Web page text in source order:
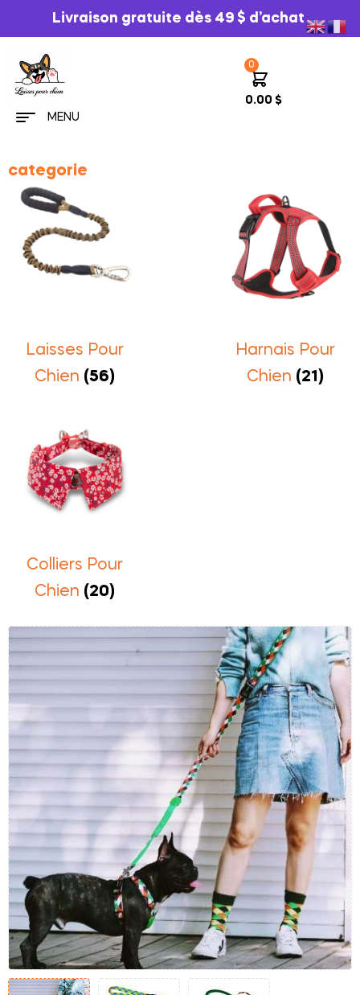
Livraison gratuite dès 49 $ d’achat
MENU
0
0.00$
categorie
Laisses Pour
Chien (56)
Harnais Pour
Chien (21)
Colliers Pour
Chien (20)